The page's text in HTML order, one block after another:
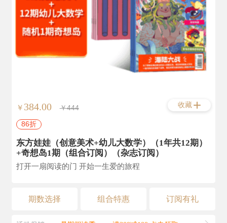
￥ 384.00 ￥444 收藏
86折
东方娃娃（创意美术+幼儿大数学）（1年共12期）
+奇想岛1期（组合订阅）（杂志订阅）
打开一扇阅读的门 开始一生爱的旅程
期数选择 组合特惠 订阅有礼